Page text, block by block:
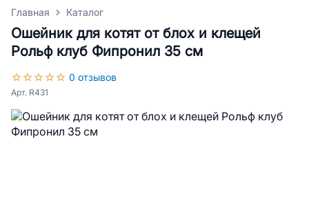
Главная Каталог
Ошейник для котят от блох и клещей
Рольф клуб Фипронил 35 см
0 отзывов
Арт. R431